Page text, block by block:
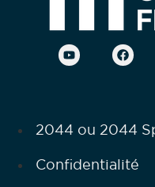
2044 ou 2044
Confidentialité